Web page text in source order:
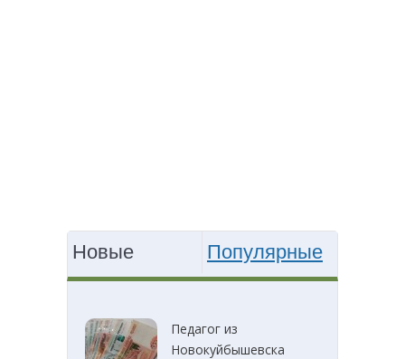
Новые Популярные
Педагог из
Новокуйбышевска